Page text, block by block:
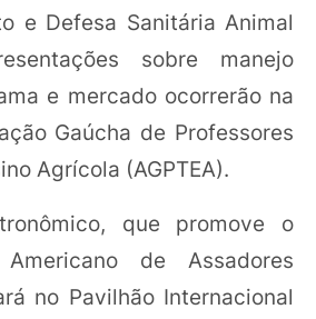
e Defesa Sanitária Animal
sobre manejo
e mercado ocorrerão na
Gaúcha de Professores
Agrícola (AGPTEA).
que promove o
de Assadores
no Pavilhão Internacional